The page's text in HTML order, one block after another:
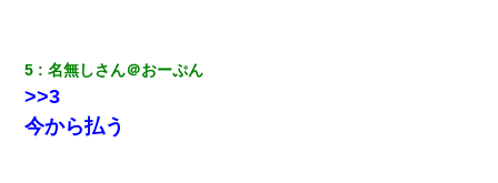
と電気を消すとミシッって音が…彼「ちょっと待ってて」→勢い
よくドアを開けるとなんと…
朝起きたら嫁がいなかった。俺（嫁も嫁実家も電話に出ない…不
5 名無しさん＠おーぷん
>>3
今から払う